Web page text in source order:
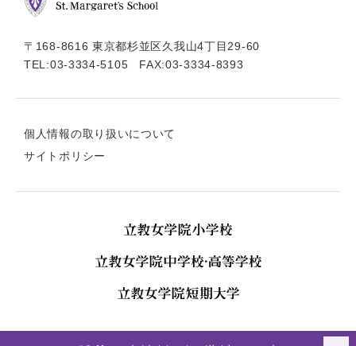
〒168-8616 東京都杉並区久我山4丁目29-60
TEL:03-3334-5105 FAX:03-3334-8393
個人情報の取り扱いについて
サイトポリシー